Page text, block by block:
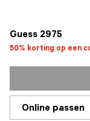
Guess 2975
50% korting op een
Online passen